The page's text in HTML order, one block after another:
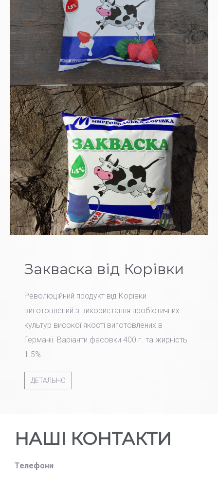
Закваска від Корівки
Революційний продукт від Корівки
виготовлений з використання пробіотичних
культур високої якості виготовлених в
Германії. Варіанти фасовки 400 г. та жирність
1.5%
ДЕТАЛЬНО
НАШІ КОНТАКТИ
Телефони